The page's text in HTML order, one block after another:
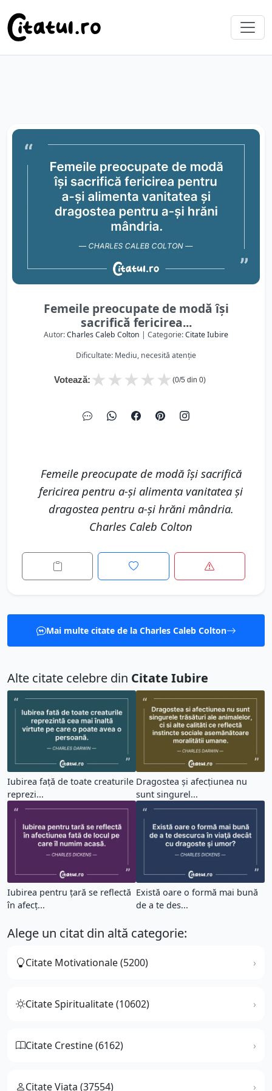
Femeile preocupate de modă își
sacrifică fericirea...
Autor:Charles Caleb Colton | Categorie:Citate Iubire
Dificultate: Mediu, necesită atenție
Votează: ★
★
★
★
★ (0/5 din 0)
Femeile preocupate de modă își sacrifică
fericirea pentru a-și alimenta vanitatea și
dragostea pentru a-și hrăni mândria.
Charles Caleb Colton
Mai multe citate de la Charles Caleb Colton
Alte citate celebre din Citate Iubire
Iubirea față de toate creaturile
reprezi...
Dragostea și afecțiunea nu
sunt singurel...
Iubirea pentru țară se reflectă
în afecț...
Există oare o formă mai bună
de a te des...
Alege un citat din altă categorie:
Citate Motivationale (5200)
Citate Spiritualitate (10602)
Citate Crestine (6162)
Citate Viata (37554)